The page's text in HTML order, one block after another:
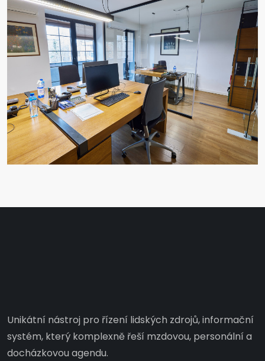
Unikátní nástroj pro řízení lidských zdrojů, informační
systém, který komplexně řeší mzdovou, personální a
docházkovou agendu.